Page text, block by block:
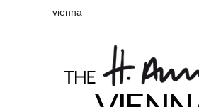
vienna